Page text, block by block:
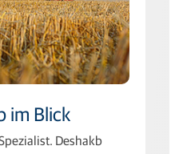
im Blick
Deshakb